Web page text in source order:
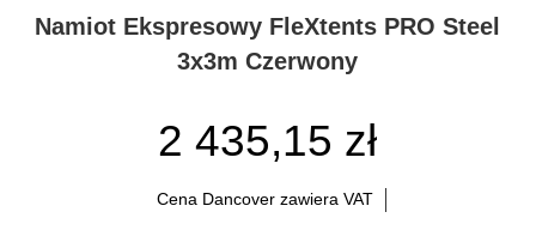
Namiot Ekspresowy FleXtents PRO Steel
3x3m Czerwony
2 435,15 zł
Cena Dancover zawiera VAT